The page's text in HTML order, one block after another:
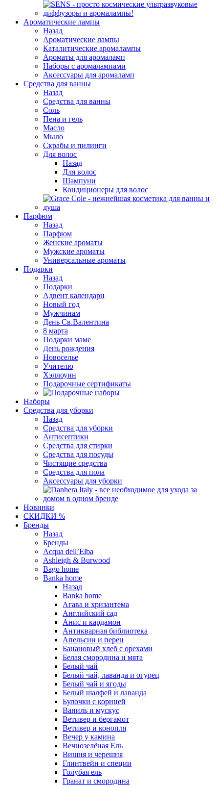
Ароматические лампы
Назад
Ароматические лампы
Каталитические аромалампы
Ароматы для аромаламп
Наборы с аромалампами
Аксессуары для аромаламп
Средства для ванны
Назад
Средства для ванны
Соль
Пена и гель
Масло
Мыло
Скрабы и пилинги
Для волос
Назад
Для волос
Шампуни
Кондиционеры для волос
Парфюм
Назад
Парфюм
Женские ароматы
Мужские ароматы
Универсальные ароматы
Подарки
Назад
Подарки
Адвент календари
Новый год
Мужчинам
День Св.Валентина
8 марта
Подарки маме
День рождения
Новоселье
Учителю
Хэллоуин
Подарочные сертификаты
Наборы
Средства для уборки
Назад
Средства для уборки
Антисептики
Средства для стирки
Средства для посуды
Чистящие средства
Средства для пола
Аксессуары для уборки
Новинки
СКИДКИ %
Бренды
Назад
Бренды
Acqua dell’Elba
Ashleigh & Burwood
Bago home
Banka home
Назад
Banka home
Агава и хризантема
Английский сад
Анис и кардамон
Антикварная библиотека
Апельсин и перец
Банановый хлеб с орехами
Белая смородина и мята
Белый чай
Белый чай, лаванда и огурец
Белый чай и ягоды
Белый шалфей и лаванда
Булочки с корицей
Ваниль и мускус
Ветивер и бергамот
Ветивер и конопля
Вечер у камина
Вечнозелёная Ель
Вишня и черешня
Глинтвейн и специи
Голубая ель
Гранат и смородина